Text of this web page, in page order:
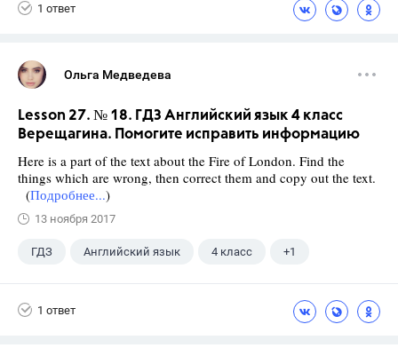
1 ответ
Ольга Медведева
Lesson 27. № 18. ГДЗ Английский язык 4 класс
Верещагина. Помогите исправить информацию
Here is a part of the text about the Fire of London. Find the
things which are wrong, then correct them and copy out the text.
(Подробнее...)
13 ноября 2017
ГДЗ Английский язык 4 класс +1
1 ответ